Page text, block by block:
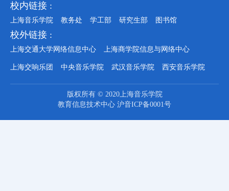
校内链接 :
上海音乐学院 教务处 学工部 研究生部 图书馆
校外链接 :
上海交通大学网络信息中心 上海商学院信息与网络中心
上海交响乐团 中央音乐学院 武汉音乐学院 西安音乐学院
版权所有 © 2020上海音乐学院
教育信息技术中心 沪音ICP备0001号